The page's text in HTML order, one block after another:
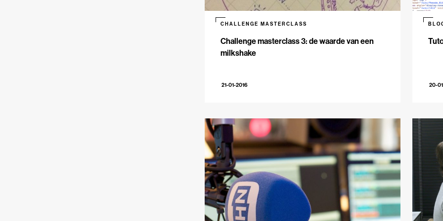
Challenge masterclass 3: de waarde van een
milkshake
CHALLENGE MASTERCLASS
21-01-2016 20-